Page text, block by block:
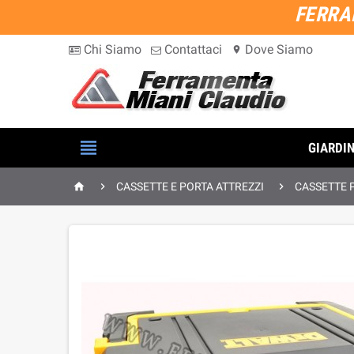
Chi Siamo Contattaci location_on Dove Siamo

  CASSETTE E PORTA ATTREZZI  CASSETTE